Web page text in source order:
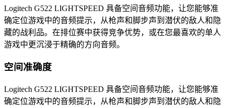
Logitech G522 LIGHTSPEED 具备空间音频功能，让您能够准
确定位游戏中的音频提示，从枪声和脚步声到潜伏的敌人和隐
藏的战利品。在排位赛中获得竞争优势，或在您最喜欢的单人
游戏中更沉浸于精确的方向音频。
空间准确度
Logitech G522 LIGHTSPEED 具备空间音频功能，让您能够准
确定位游戏中的音频提示，从枪声和脚步声到潜伏的敌人和隐